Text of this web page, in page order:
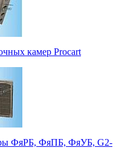
камер Procart
ФяРБ, ФяПБ, ФяУБ, G2-